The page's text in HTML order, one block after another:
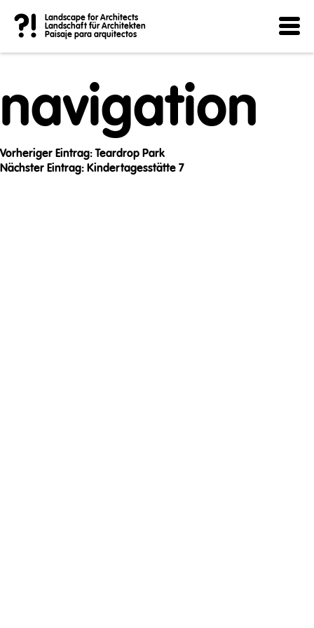
?!
Landscape for Architects
Landschaft für Architekten
Paisaje para arquitectos
Post
navigation
Vorheriger Eintrag: Teardrop Park
Nächster Eintrag: Kindertagesstätte 7